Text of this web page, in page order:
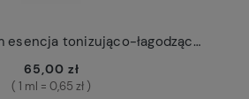
Mięta z Aloesem esencja tonizująco-łagodząca Mokosh
65,00 zł
( 1 ml = 0,65 zł )